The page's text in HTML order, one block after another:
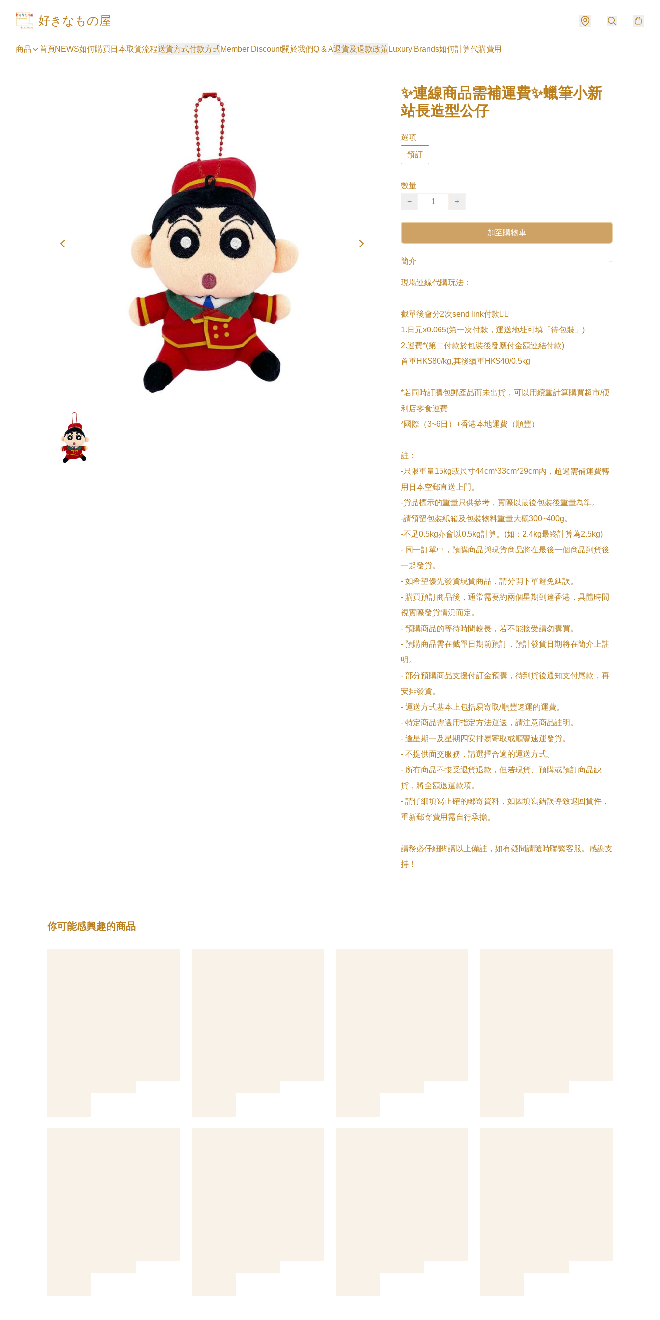
好きなもの屋
商品 首頁NEWS如何購買 日本取貨流程送貨方式付款方式Member Discount關於我們Q & A退貨及退款政策Luxury Brands如何計算代購費用
✨連線商品需補運費✨蠟筆小新
站長造型公仔
選項
預訂
數量
−
+
加至購物車
簡介 −
現場連線代購玩法：
截單後會分2次send link付款👇🏻
1.日元x0.065(第一次付款，運送地址可填「待包裝」)
2.運費*(第二付款於包裝後發應付金額連結付款)
首重HK$80/kg,其後續重HK$40/0.5kg
*若同時訂購包郵產品而未出貨，可以用續重計算購買超市/便
利店零食運費
*國際（3~6日）+香港本地運費（順豐）
註：
-只限重量15kg或尺寸44cm*33cm*29cm內，超過需補運費轉
用日本空郵直送上門。
-貨品標示的重量只供參考，實際以最後包裝後重量為準。
-請預留包裝紙箱及包裝物料重量大概300~400g。
-不足0.5kg亦會以0.5kg計算。(如：2.4kg最終計算為2.5kg)
- 同一訂單中，預購商品與現貨商品將在最後一個商品到貨後
一起發貨。
- 如希望優先發貨現貨商品，請分開下單避免延誤。
- 購買預訂商品後，通常需要約兩個星期到達香港，具體時間
視實際發貨情況而定。
- 預購商品的等待時間較長，若不能接受請勿購買。
- 預購商品需在截單日期前預訂，預計發貨日期將在簡介上註
明。
- 部分預購商品支援付訂金預購，待到貨後通知支付尾款，再
安排發貨。
- 運送方式基本上包括易寄取/順豐速運的運費。
- 特定商品需選用指定方法運送，請注意商品註明。
- 逢星期一及星期四安排易寄取或順豐速運發貨。
- 不提供面交服務，請選擇合適的運送方式。
- 所有商品不接受退貨退款，但若現貨、預購或預訂商品缺
貨，將全額退還款項。
- 請仔細填寫正確的郵寄資料，如因填寫錯誤導致退回貨件，
重新郵寄費用需自行承擔。
請務必仔細閱讀以上備註，如有疑問請隨時聯繫客服。感謝支
持！
你可能感興趣的商品